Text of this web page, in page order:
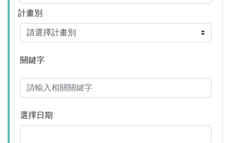
計畫別
關鍵字
選擇日期